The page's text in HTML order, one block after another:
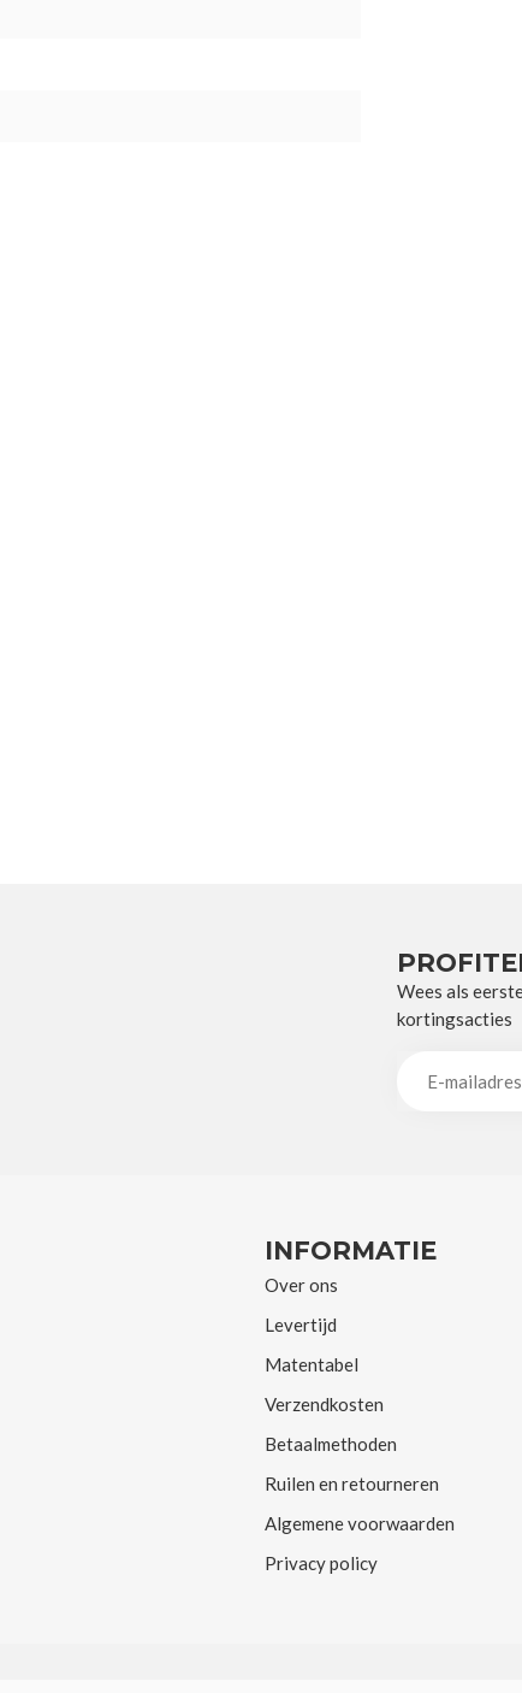
Wees als
kortingsacties
INFORMATIE
Over ons
Levertijd
Matentabel
Verzendkosten
Betaalmethoden
Ruilen en retourneren
Algemene voorwaarden
Privacy policy